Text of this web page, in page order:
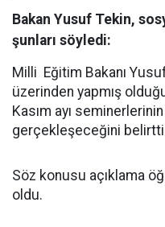
Bakan Yusuf Tekin,
şunları söyledi:
Milli Eğitim Bakanı
üzerinden yapmış
Kasım ayı
gerçekleşeceğini
Söz konusu açıklama
oldu.